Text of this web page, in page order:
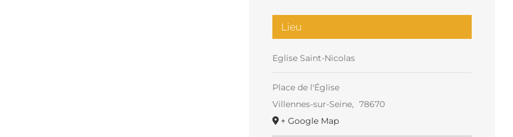
Lieu
Eglise Saint-Nicolas
Place de l'Église
Villennes-sur-Seine, 78670
+ Google Map